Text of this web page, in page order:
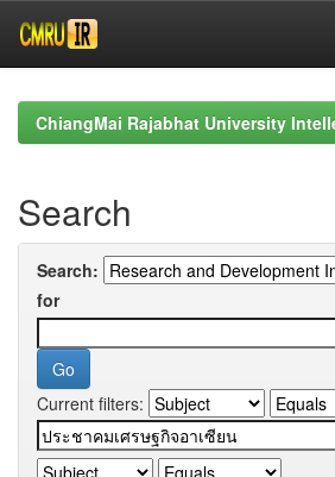
navigationChiangMai Rajabhat University
Search
Search:
for
Current filters: